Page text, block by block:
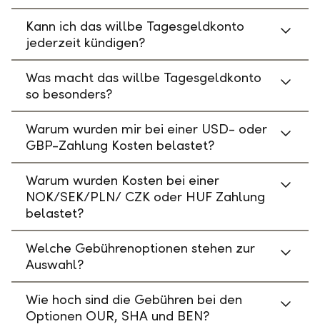
Kann ich das willbe Tagesgeldkonto
jederzeit kündigen?
Was macht das willbe Tagesgeldkonto
so besonders?
Warum wurden mir bei einer USD- oder
GBP-Zahlung Kosten belastet?
Warum wurden Kosten bei einer
NOK/SEK/PLN/ CZK oder HUF Zahlung
belastet?
Welche Gebührenoptionen stehen zur
Auswahl?
Wie hoch sind die Gebühren bei den
Optionen OUR, SHA und BEN?